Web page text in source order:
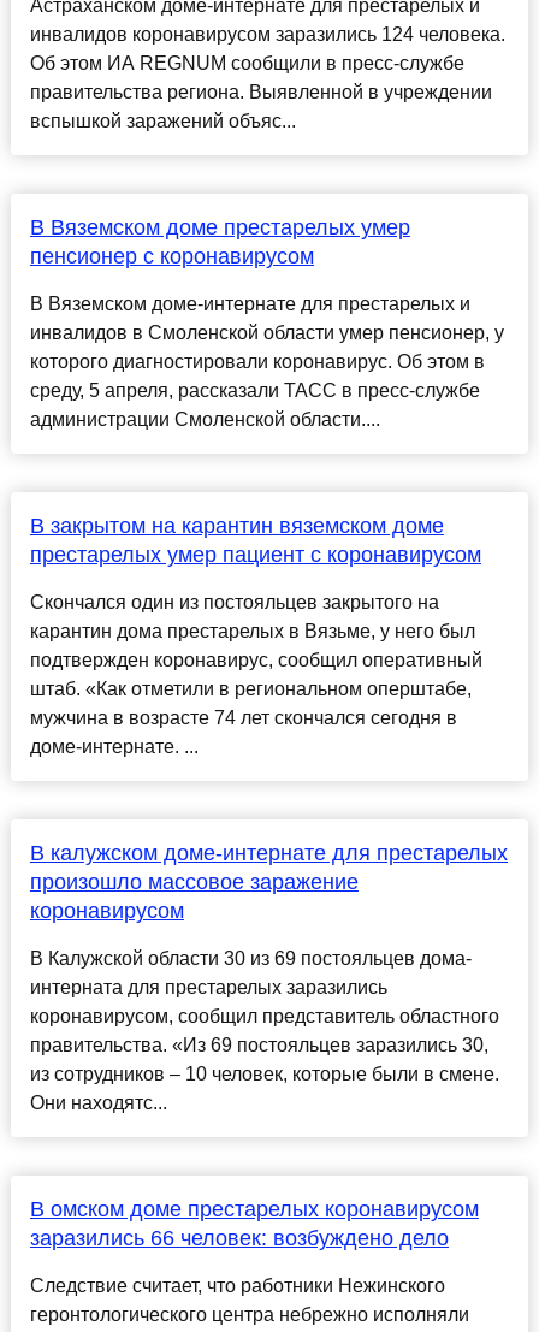
Астраханском доме-интернате для престарелых и
инвалидов коронавирусом заразились 124 человека.
Об этом ИА REGNUM сообщили в пресс-службе
правительства региона. Выявленной в учреждении
вспышкой заражений объяс...
В Вяземском доме престарелых умер
пенсионер с коронавирусом
В Вяземском доме-интернате для престарелых и
инвалидов в Смоленской области умер пенсионер, у
которого диагностировали коронавирус. Об этом в
среду, 5 апреля, рассказали ТАСС в пресс-службе
администрации Смоленской области....
В закрытом на карантин вяземском доме
престарелых умер пациент с коронавирусом
Скончался один из постояльцев закрытого на
карантин дома престарелых в Вязьме, у него был
подтвержден коронавирус, сообщил оперативный
штаб. «Как отметили в региональном оперштабе,
мужчина в возрасте 74 лет скончался сегодня в
доме-интернате. ...
В калужском доме-интернате для престарелых
произошло массовое заражение
коронавирусом
В Калужской области 30 из 69 постояльцев дома-
интерната для престарелых заразились
коронавирусом, сообщил представитель областного
правительства. «Из 69 постояльцев заразились 30,
из сотрудников – 10 человек, которые были в смене.
Они находятс...
В омском доме престарелых коронавирусом
заразились 66 человек: возбуждено дело
Следствие считает, что работники Нежинского
геронтологического центра небрежно исполняли